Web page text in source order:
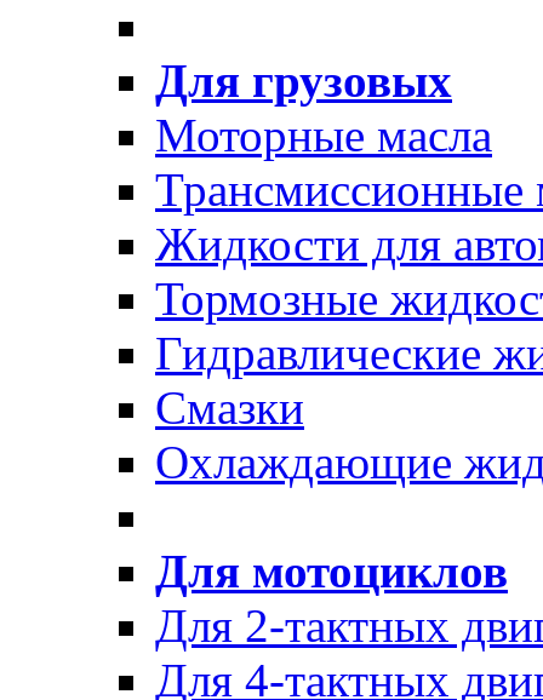
Для грузовых
Моторные масла
Трансмиссионные
Жидкости для
Тормозные
Гидравлические
Смазки
Охлаждающие
Для мотоциклов
Для 2-тактных
Для 4-тактных